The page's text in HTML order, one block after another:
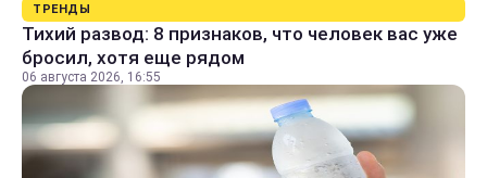
ТРЕНДЫ
Тихий развод: 8 признаков, что человек вас уже
бросил, хотя еще рядом
06 августа 2026, 16:55